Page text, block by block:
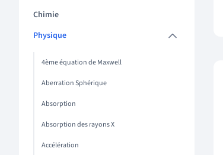
Chimie
Physique
4ème équation de Maxwell
Aberration Sphérique
Absorption
Absorption des rayons X
Accélération